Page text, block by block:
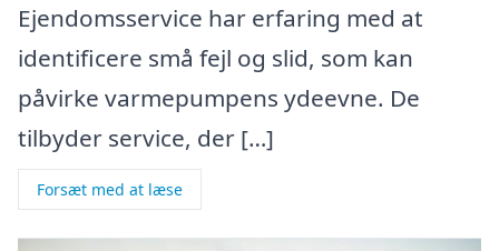
Ejendomsservice har erfaring med at
identificere små fejl og slid, som kan
påvirke varmepumpens ydeevne. De
tilbyder service, der […]
Forsæt med at læse